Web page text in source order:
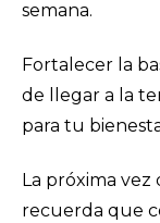
semana.
Fortalecer la
de llegar a la
para tu
La próxima
recuerda que